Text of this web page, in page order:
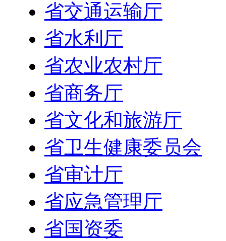
省交通运输厅
省水利厅
省农业农村厅
省商务厅
省文化和旅游厅
省卫生健康委员会
省审计厅
省应急管理厅
省国资委